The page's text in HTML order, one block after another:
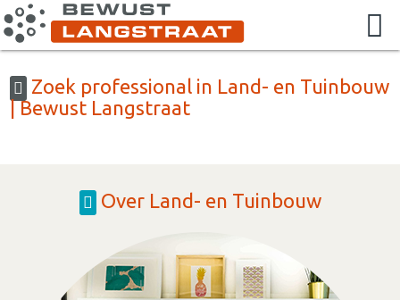
Zoek professional in Land- en Tuinbouw
| Bewust Langstraat
Over Land- en Tuinbouw